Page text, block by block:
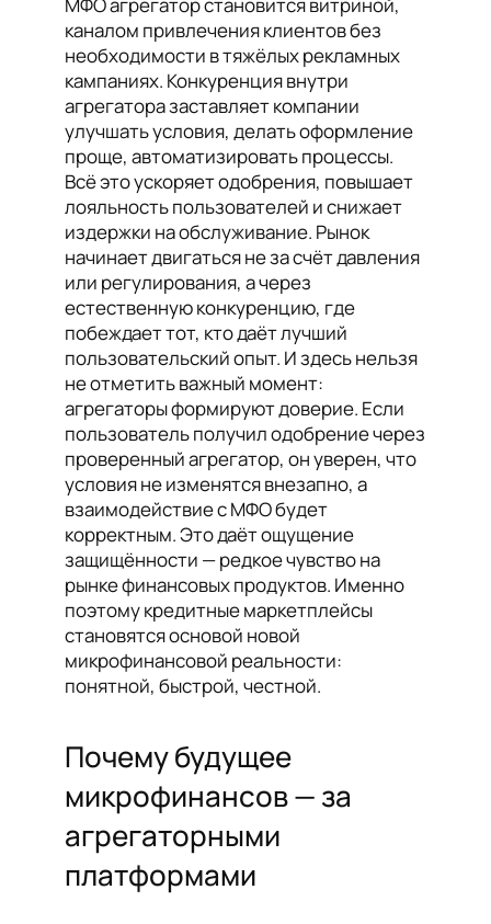
каналом привлечения клиентов без
необходимости в тяжёлых рекламных
кампаниях. Конкуренция внутри
агрегатора заставляет компании
улучшать условия, делать оформление
проще, автоматизировать процессы.
Всё это ускоряет одобрения, повышает
лояльность пользователей и снижает
издержки на обслуживание. Рынок
начинает двигаться не за счёт давления
или регулирования, а через
естественную конкуренцию, где
побеждает тот, кто даёт лучший
пользовательский опыт. И здесь нельзя
не отметить важный момент:
агрегаторы формируют доверие. Если
пользователь получил одобрение через
проверенный агрегатор, он уверен, что
условия не изменятся внезапно, а
взаимодействие с МФО будет
корректным. Это даёт ощущение
защищённости — редкое чувство на
рынке финансовых продуктов. Именно
поэтому кредитные маркетплейсы
становятся основой новой
микрофинансовой реальности:
понятной, быстрой, честной.
Почему будущее
микрофинансов — за
агрегаторными
платформами